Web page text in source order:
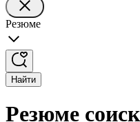
Резюме
Найти
Резюме